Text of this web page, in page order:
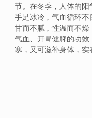
节。在冬季，人体的
手足冰冷，气血循环不
甘而不腻，性温而不
气血、开胃健脾的功
寒，又可滋补身体，实